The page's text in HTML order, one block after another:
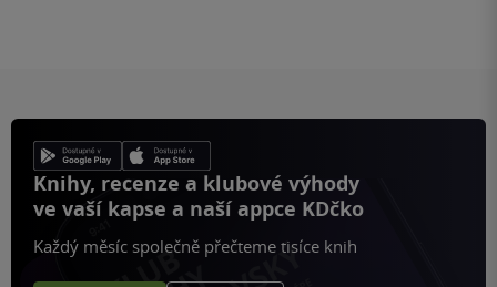
Knihy, recenze a klubové výhody
ve vaší kapse a naší appce KDčko
Každý měsíc společně přečteme tisíce knih